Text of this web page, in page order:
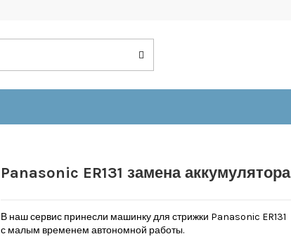
Panasonic ER131 замена аккумулятора
В наш сервис принесли машинку для стрижки Panasonic ER131
с малым временем автономной работы.